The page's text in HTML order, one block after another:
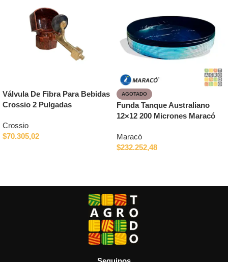
Válvula De Fibra Para Bebidas
Crossio 2 Pulgadas
Crossio
$70.305,02
AGOTADO
Funda Tanque Australiano
12×12 200 Micrones Maracó
Maracó
$232.252,48